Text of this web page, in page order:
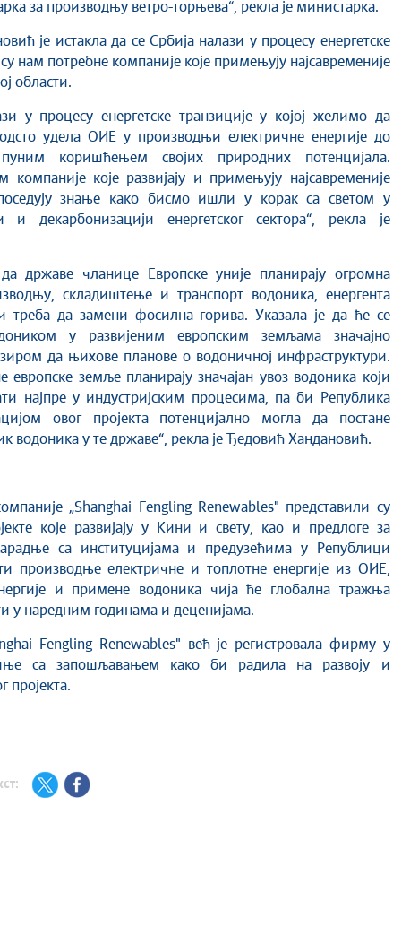
за производњу ветро-торњева“, рекла је министарка.
је истакла да се Србија налази у процесу енергетске
нам потребне компаније које примењују најсавременије
области.
у процесу енергетске транзиције у којој желимо да
удела ОИЕ у производњи електричне енергије до
коришћењем својих природних потенцијала.
компаније које развијају и примењују најсавременије
знање како бисмо ишли у корак са светом у
и декарбонизацији енергетског сектора“, рекла је
државе чланице Европске уније планирају огромна
складиштење и транспорт водоника, енергента
треба да замени фосилна горива. Указала је да ће се
у развијеним европским земљама значајно
да њихове планове о водоничној инфраструктури.
европске земље планирају значајан увоз водоника који
најпре у индустријским процесима, па би Република
овог пројекта потенцијално могла да постане
водоника у те државе“, рекла је Ђедовић Хандановић.
„Shanghai Fengling Renewables" представили су
које развијају у Кини и свету, као и предлоге за
са институцијама и предузећима у Републици
производње електричне и топлотне енергије из ОИЕ,
и примене водоника чија ће глобална тражња
у наредним годинама и деценијама.
Fengling Renewables" већ је регистровала фирму у
са запошљавањем како би радила на развоју и
пројекта.